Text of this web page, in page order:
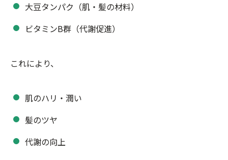
大豆タンパク（肌・髪の材料）
ビタミンB群（代謝促進）
これにより、
肌のハリ・潤い
髪のツヤ
代謝の向上